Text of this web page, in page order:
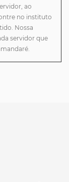
ao
no instituto
Nossa
servidor que